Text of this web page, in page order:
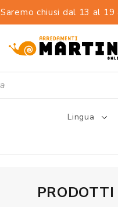
Saremo chiusi dal 13 al 19
Lingua
PRODOTTI